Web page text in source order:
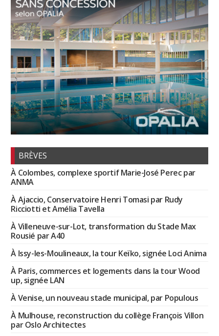
BRÈVES
À Colombes, complexe sportif Marie-José Perec par
ANMA
À Ajaccio, Conservatoire Henri Tomasi par Rudy
Ricciotti et Amélia Tavella
À Villeneuve-sur-Lot, transformation du Stade Max
Rousié par A40
À Issy-les-Moulineaux, la tour Keïko, signée Loci Anima
À Paris, commerces et logements dans la tour Wood
up, signée LAN
À Venise, un nouveau stade municipal, par Populous
À Mulhouse, reconstruction du collège François Villon
par Oslo Architectes